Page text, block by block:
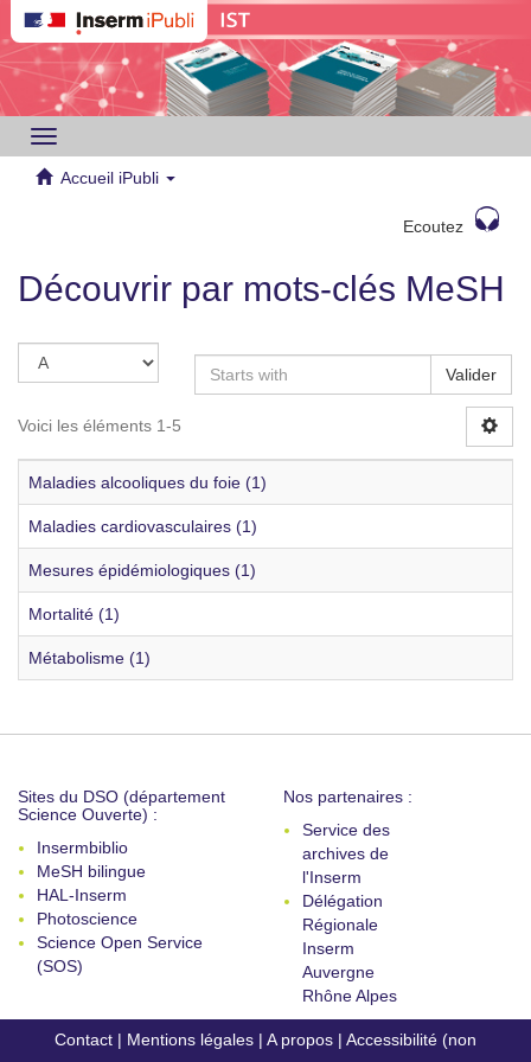
Toggle
navigation
Accueil iPubli
Ecoutez
Découvrir par mots-clés MeSH
Valider
Voici les éléments 1-5
Maladies alcooliques du foie (1)
Maladies cardiovasculaires (1)
Mesures épidémiologiques (1)
Mortalité (1)
Métabolisme (1)
Sites du DSO (département
Science Ouverte) :
Insermbiblio
MeSH bilingue
HAL-Inserm
Photoscience
Science Open Service
(SOS)
Nos partenaires :
Service des
archives de
l'Inserm
Délégation
Régionale
Inserm
Auvergne
Rhône Alpes
Contact | Mentions légales | A propos | Accessibilité (non